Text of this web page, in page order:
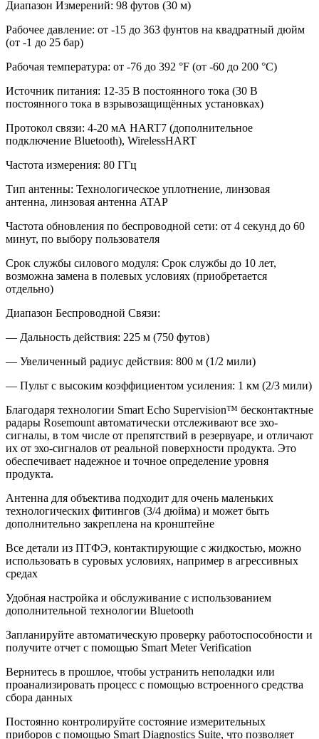
Диапазон Измерений: 98 футов (30 м)
Рабочее давление: от -15 до 363 фунтов на квадратный дюйм
(от -1 до 25 бар)
Рабочая температура: от -76 до 392 °F (от -60 до 200 °C)
Источник питания: 12-35 В постоянного тока (30 В
постоянного тока в взрывозащищённых установках)
Протокол связи: 4-20 мА HART7 (дополнительное
подключение Bluetooth), WirelessHART
Частота измерения: 80 ГГц
Тип антенны: Технологическое уплотнение, линзовая
антенна, линзовая антенна ATAP
Частота обновления по беспроводной сети: от 4 секунд до 60
минут, по выбору пользователя
Срок службы силового модуля: Срок службы до 10 лет,
возможна замена в полевых условиях (приобретается
отдельно)
Диапазон Беспроводной Связи:
— Дальность действия: 225 м (750 футов)
— Увеличенный радиус действия: 800 м (1/2 мили)
— Пульт с высоким коэффициентом усиления: 1 км (2/3 мили)
Благодаря технологии Smart Echo Supervision™ бесконтактные
радары Rosemount автоматически отслеживают все эхо-
сигналы, в том числе от препятствий в резервуаре, и отличают
их от эхо-сигналов от реальной поверхности продукта. Это
обеспечивает надежное и точное определение уровня
продукта.
Антенна для объектива подходит для очень маленьких
технологических фитингов (3/4 дюйма) и может быть
дополнительно закреплена на кронштейне
Все детали из ПТФЭ, контактирующие с жидкостью, можно
использовать в суровых условиях, например в агрессивных
средах
Удобная настройка и обслуживание с использованием
дополнительной технологии Bluetooth
Запланируйте автоматическую проверку работоспособности и
получите отчет с помощью Smart Meter Verification
Вернитесь в прошлое, чтобы устранить неполадки или
проанализировать процесс с помощью встроенного средства
сбора данных
Постоянно контролируйте состояние измерительных
приборов с помощью Smart Diagnostics Suite, что позволяет